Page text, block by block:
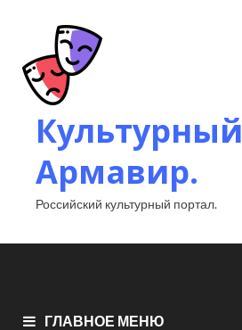
Культурный
Армавир.
Российский культурный портал.
ГЛАВНОЕ МЕНЮ